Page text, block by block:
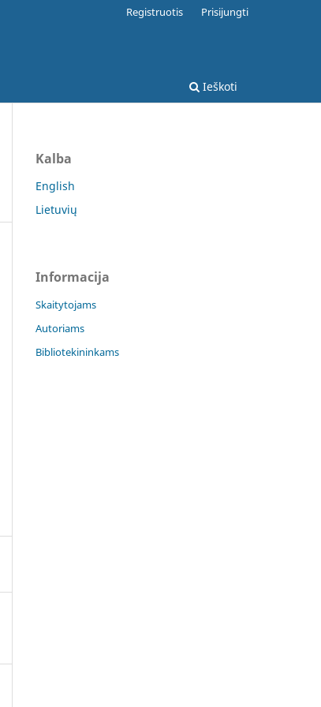
Ieškoti
Registruotis Prisijungti
Kalba
English
Lietuvių
Informacija
Skaitytojams
Autoriams
Bibliotekininkams